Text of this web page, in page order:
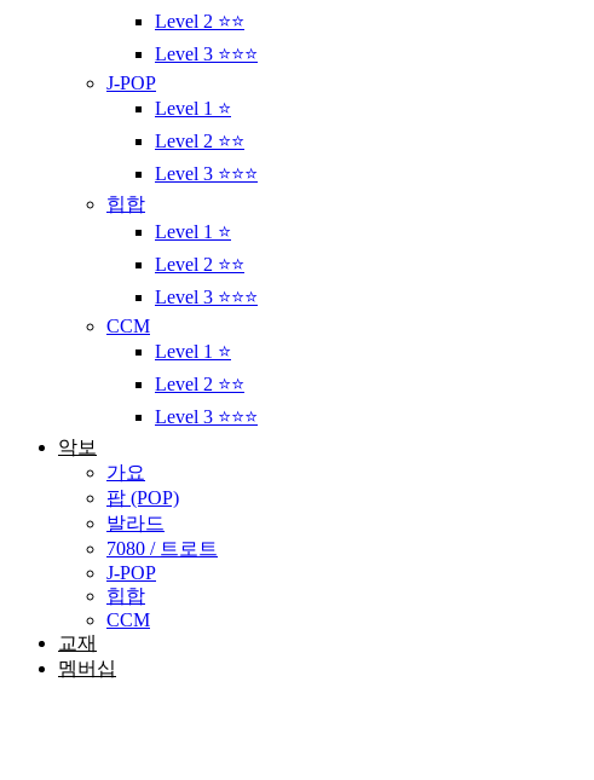
Level 2 ⭐⭐
Level 3 ⭐⭐⭐
J-POP
Level 1 ⭐
Level 2 ⭐⭐
Level 3 ⭐⭐⭐
힙합
Level 1 ⭐
Level 2 ⭐⭐
Level 3 ⭐⭐⭐
CCM
Level 1 ⭐
Level 2 ⭐⭐
Level 3 ⭐⭐⭐
악보
가요
팝 (POP)
발라드
7080 / 트로트
J-POP
힙합
CCM
교재
멤버십